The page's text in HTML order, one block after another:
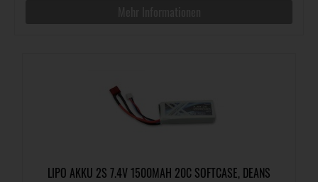
LIPO AKKU 2S 7.4V 1500MAH 20C SOFTCASE, DEANS